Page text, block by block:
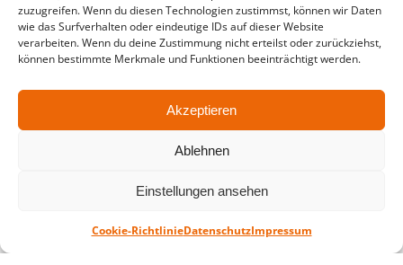
zuzugreifen. Wenn du diesen Technologien zustimmst, können wir Daten
wie das Surfverhalten oder eindeutige IDs auf dieser Website
verarbeiten. Wenn du deine Zustimmung nicht erteilst oder zurückziehst,
können bestimmte Merkmale und Funktionen beeinträchtigt werden.
Akzeptieren
Ablehnen
Einstellungen ansehen
Cookie-RichtlinieDatenschutzImpressum
unsere Sonderöffnungszeiten im Sommer:
in der Zeit vom 06.07. – 07.08.2026
QUARTERBACK Immobilien ARENA
Sie erreichen uns mit dem Öffentlichen